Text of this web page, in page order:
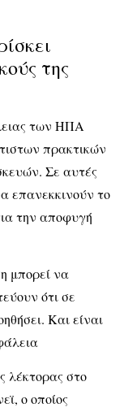
της
των ΗΠΑ
πρακτικών
Σε αυτές
επανεκκινούν το
την αποφυγή
μπορεί να
ότι σε
Και είναι
λέκτορας στο
ο οποίος